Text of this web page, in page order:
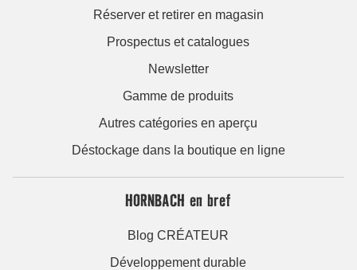
Réserver et retirer en magasin
Prospectus et catalogues
Newsletter
Gamme de produits
Autres catégories en aperçu
Déstockage dans la boutique en ligne
HORNBACH en bref
Blog CRÉATEUR
Développement durable